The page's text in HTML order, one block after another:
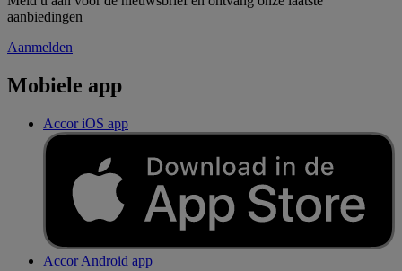
aanbiedingen
Aanmelden
Mobiele app
Accor iOS app
Accor Android app